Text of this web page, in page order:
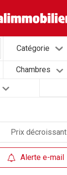
Catégorie
Chambres
Prix décroissant
Alerte e-mail